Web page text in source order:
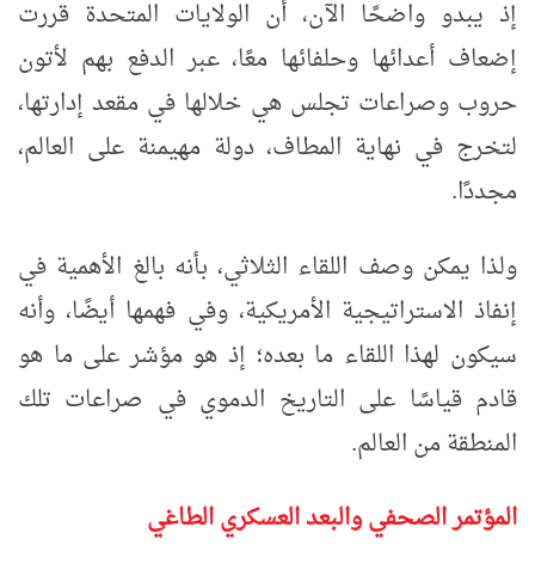
إذ يبدو واضحًا الآن، أن الولايات المتحدة قررت
إضعاف أعدائها وحلفائها معًا، عبر الدفع بهم لأتون
حروب وصراعات تجلس هي خلالها في مقعد إدارتها،
لتخرج في نهاية المطاف، دولة مهيمنة على العالم،
مجددًا.
ولذا يمكن وصف اللقاء الثلاثي، بأنه بالغ الأهمية في
إنفاذ الاستراتيجية الأمريكية، وفي فهمها أيضًا، وأنه
سيكون لهذا اللقاء ما بعده؛ إذ هو مؤشر على ما هو
قادم قياسًا على التاريخ الدموي في صراعات تلك
المنطقة من العالم.
المؤتمر الصحفي والبعد العسكري الطاغي